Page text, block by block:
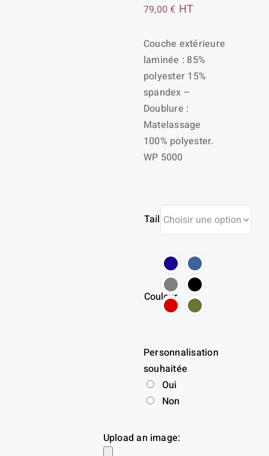
79,00€ HT
Couche extérieure
laminée : 85%
polyester 15%
spandex –
Doublure :
Matelassage
100% polyester.
WP 5000
Taille
Couleur
Personnalisation
souhaitée
Oui
Non
Upload an image: